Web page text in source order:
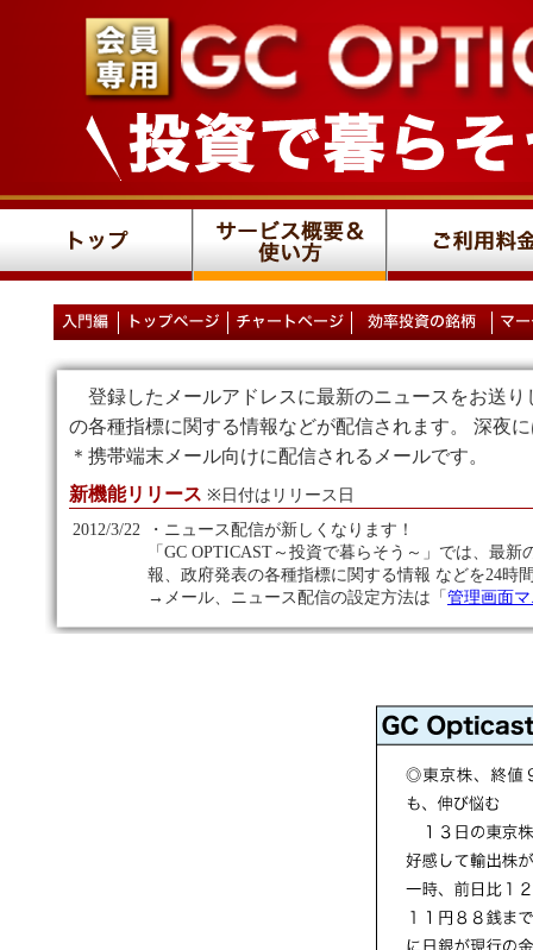
登録したメールアドレスに最新のニュースをお送
の各種指標に関する情報などが配信されます。 深夜
＊携帯端末メール向けに配信されるメールです。
新機能リリース ※日付はリリース日
2012/3/22
・ニュース配信が新しくなります！
「GC OPTICAST～投資で暮らそう～」では、最
報、政府発表の各種指標に関する情報 などを24時
→メール、ニュース配信の設定方法は「管理画面